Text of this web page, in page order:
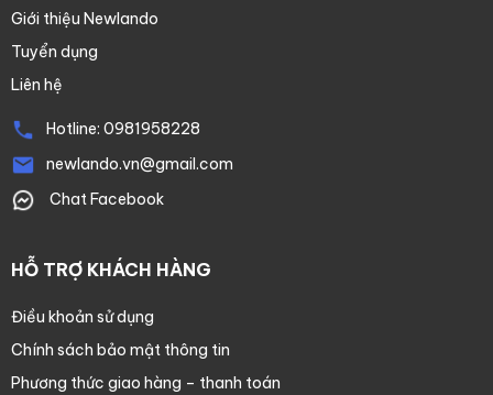
Giới thiệu Newlando
Tuyển dụng
Liên hệ
Hotline: 0981958228
newlando.vn@gmail.com
Chat Facebook
HỖ TRỢ KHÁCH HÀNG
Điều khoản sử dụng
Chính sách bảo mật thông tin
Phương thức giao hàng – thanh toán